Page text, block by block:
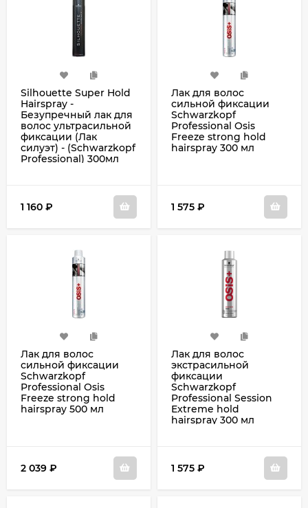
Silhouette Super Hold
Hairspray -
Безупречный лак для
волос ультрасильной
фиксации (Лак
силуэт) - (Schwarzkopf
Professional) 300мл
1 160 ₽
Лак для волос
сильной фиксации
Schwarzkopf
Professional Osis
Freeze strong hold
hairspray 300 мл
1 575 ₽
Лак для волос
сильной фиксации
Schwarzkopf
Professional Osis
Freeze strong hold
hairspray 500 мл
2 039 ₽
Лак для волос
экстрасильной
фиксации
Schwarzkopf
Professional Session
Extreme hold
hairspray 300 мл
1 575 ₽